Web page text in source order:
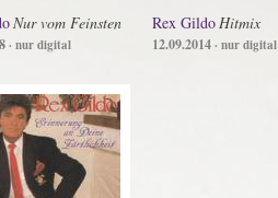
Nur vom Feinsten
· nur digital
Rex GildoHitmix
12.09.2014· nur digital